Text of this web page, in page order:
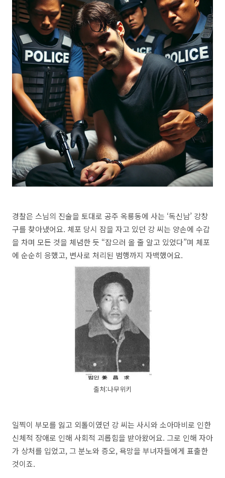
경찰은 스님의 진술을 토대로 공주 옥룡동에 사는 ‘독신남’ 강창
구를 찾아냈어요. 체포 당시 잠을 자고 있던 강 씨는 양손에 수갑
을 차며 모든 것을 체념한 듯 “잡으러 올 줄 알고 있었다”며 체포
에 순순히 응했고, 변사로 처리된 범행까지 자백했어요.
출처:나무위키
일찍이 부모를 잃고 외톨이였던 강 씨는 사시와 소아마비로 인한
신체적 장애로 인해 사회적 괴롭힘을 받아왔어요. 그로 인해 자아
가 상처를 입었고, 그 분노와 증오, 욕망을 부녀자들에게 표출한
것이죠.